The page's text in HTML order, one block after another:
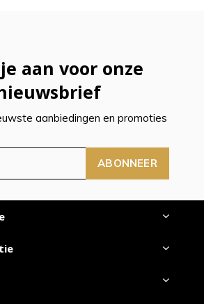
aan voor onze
aanbiedingen en promoties
ABONNEER